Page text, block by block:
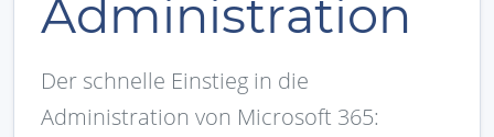
Administration
Der schnelle Einstieg in die
Administration von Microsoft 365: